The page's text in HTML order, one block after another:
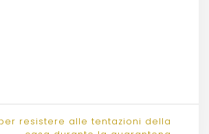
resistere alle tentazioni della